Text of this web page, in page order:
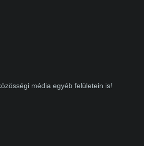
média egyéb felületein is!